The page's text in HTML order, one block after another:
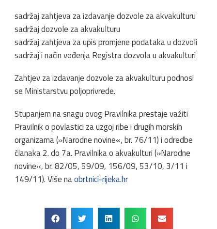
sadržaj zahtjeva za izdavanje dozvole za akvakulturu
sadržaj dozvole za akvakulturu
sadržaj zahtjeva za upis promjene podataka u dozvoli
sadržaj i način vođenja Registra dozvola u akvakulturi
Zahtjev za izdavanje dozvole za akvakulturu podnosi
se Ministarstvu poljoprivrede.
Stupanjem na snagu ovog Pravilnika prestaje važiti
Pravilnik o povlastici za uzgoj ribe i drugih morskih
organizama (»Narodne novine«, br. 76/11) i odredbe
članaka 2. do 7a. Pravilnika o akvakulturi (»Narodne
novine«, br. 82/05, 59/09, 156/09, 53/10, 3/11 i
149/11). Više naobrtnici-rijeka.hr